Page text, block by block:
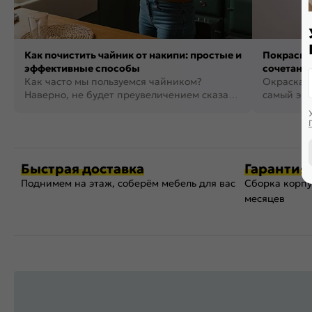
Как почистить чайник от накипи: простые и
эффективные способы
Как часто мы пользуемся чайником?
Наверно, не будет преувеличением сказать,
фото
Окраска
самый
Быстрая доставка
Поднимем на этаж, соберём мебель для вас
Гарантия
Сборка
месяцев